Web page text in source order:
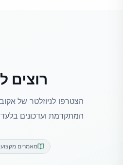
רוצים
הצטרפו לניוזלטר של
המתקדמת ועדכונים
מאמרים